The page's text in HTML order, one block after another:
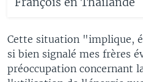
Cette situation "implique,
si bien signalé mes frères
préoccupation concernant